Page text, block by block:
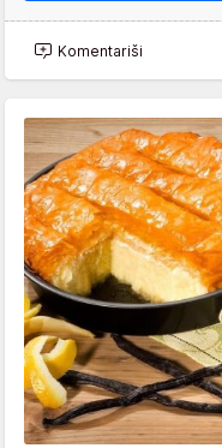
Komentariši